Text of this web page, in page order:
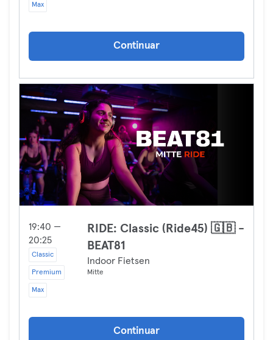
Max
Continuar
19:40 —
20:25
Classic
Premium
Max
RIDE: Classic (Ride45) 🇬🇧 -
BEAT81
Indoor Fietsen
Mitte
Continuar